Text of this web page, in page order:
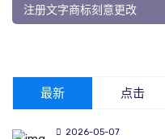
注册文字商标刻意更改
最新 点击
2026-05-07